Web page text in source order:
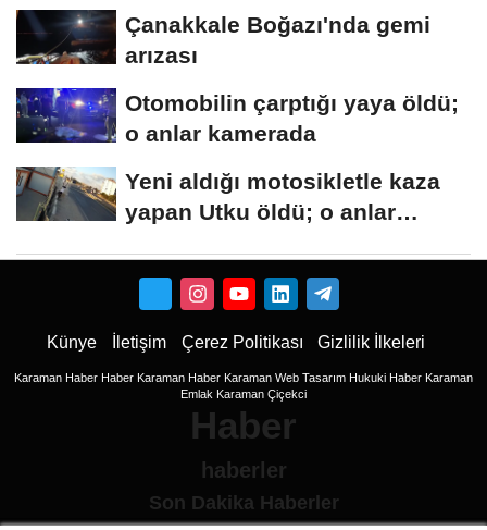
Çanakkale Boğazı'nda gemi
arızası
Otomobilin çarptığı yaya öldü;
o anlar kamerada
Yeni aldığı motosikletle kaza
yapan Utku öldü; o anlar
Künye İletişim Çerez Politikası Gizlilik İlkeleri
Karaman Haber Haber Karaman Haber Karaman Web Tasarım Hukuki Haber Karaman
Emlak Karaman Çiçekci
Haber
haberler
Son Dakika Haberler